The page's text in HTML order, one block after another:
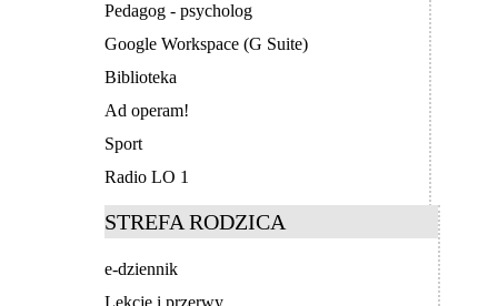
Pedagog - psycholog
Google Workspace (G Suite)
Biblioteka
Ad operam!
Sport
Radio LO 1
STREFA RODZICA
e-dziennik
Lekcje i przerwy